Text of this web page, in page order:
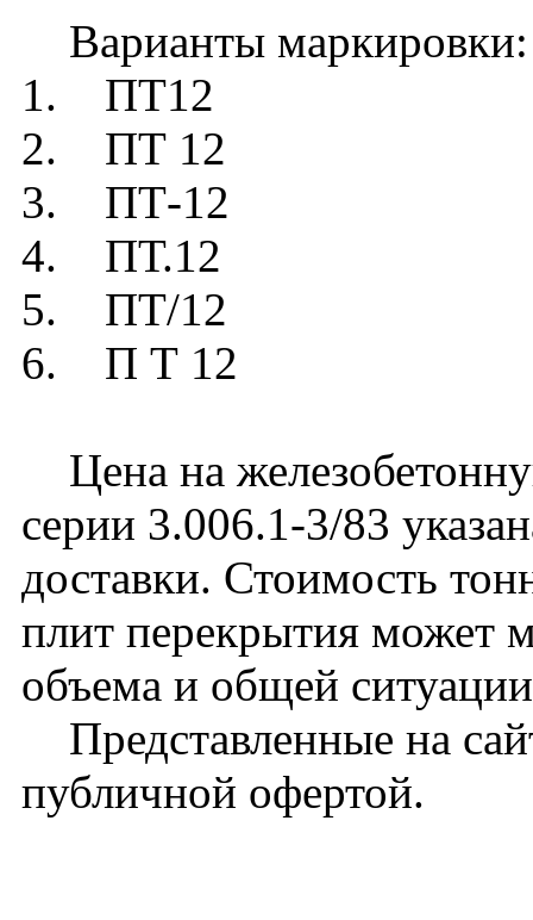
Варианты маркировки:
1. ПТ12
2. ПТ 12
3. ПТ-12
4. ПТ.12
5. ПТ/12
6. П Т 12
Цена на
серии 3.006.1-3/83
доставки. Стоимость
плит перекрытия может
объема и общей
Представленные на
публичной офертой.